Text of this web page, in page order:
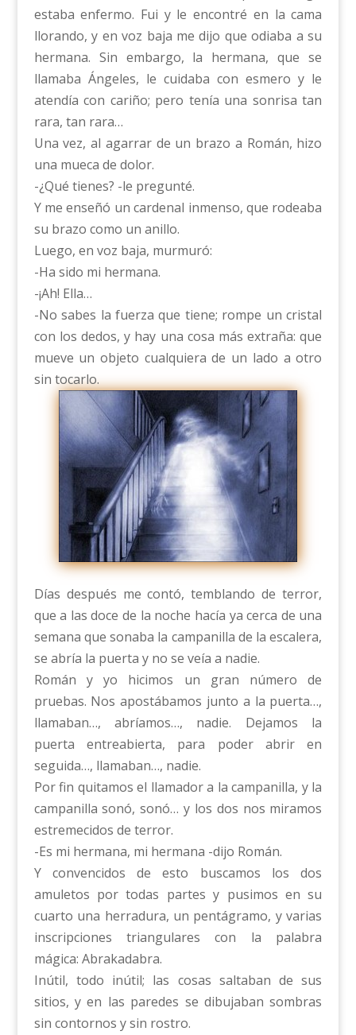
estaba enfermo. Fui y le encontré en la cama
llorando, y en voz baja me dijo que odiaba a su
hermana. Sin embargo, la hermana, que se
llamaba Ángeles, le cuidaba con esmero y le
atendía con cariño; pero tenía una sonrisa tan
rara, tan rara…
Una vez, al agarrar de un brazo a Román, hizo
una mueca de dolor.
-¿Qué tienes? -le pregunté.
Y me enseñó un cardenal inmenso, que rodeaba
su brazo como un anillo.
Luego, en voz baja, murmuró:
-Ha sido mi hermana.
-¡Ah! Ella…
-No sabes la fuerza que tiene; rompe un cristal
con los dedos, y hay una cosa más extraña: que
mueve un objeto cualquiera de un lado a otro
sin tocarlo.
Días después me contó, temblando de terror,
que a las doce de la noche hacía ya cerca de una
semana que sonaba la campanilla de la escalera,
se abría la puerta y no se veía a nadie.
Román y yo hicimos un gran número de
pruebas. Nos apostábamos junto a la puerta…,
llamaban…, abríamos…, nadie. Dejamos la
puerta entreabierta, para poder abrir en
seguida…, llamaban…, nadie.
Por fin quitamos el llamador a la campanilla, y la
campanilla sonó, sonó… y los dos nos miramos
estremecidos de terror.
-Es mi hermana, mi hermana -dijo Román.
Y convencidos de esto buscamos los dos
amuletos por todas partes y pusimos en su
cuarto una herradura, un pentágramo, y varias
inscripciones triangulares con la palabra
mágica: Abrakadabra.
Inútil, todo inútil; las cosas saltaban de sus
sitios, y en las paredes se dibujaban sombras
sin contornos y sin rostro.